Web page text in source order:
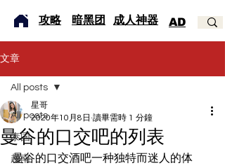
​攻略 暗黑团 成人神器 AD
文章
All posts
泰国
越南
All posts
曼谷的口交吧的列表
星哥
2020年10月8日 讀畢需時 1 分鐘
曼谷的口交酒吧一种独特而迷人的体